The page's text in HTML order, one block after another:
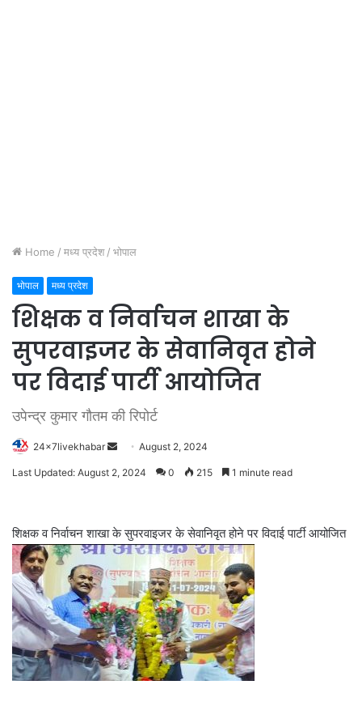
Home / मध्य प्रदेश / भोपाल
भोपाल मध्य प्रदेश
शिक्षक व निर्वाचन शाखा के
सुपरवाइजर के सेवानिवृत होने
पर विदाई पार्टी आयोजित
उपेन्द्र कुमार गौतम की रिपोर्ट
24x7livekhabar
SendAugust 2, 2024
Last Updated: August 2, 2024 0 215 1 minute read
शिक्षक व निर्वाचन शाखा के सुपरवाइजर के सेवानिवृत होने पर विदाई पार्टी आयोजित